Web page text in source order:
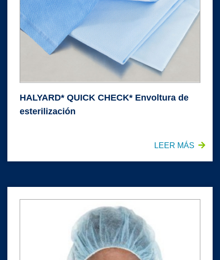
HALYARD* QUICK CHECK* Envoltura de
esterilización
LEER MÁS